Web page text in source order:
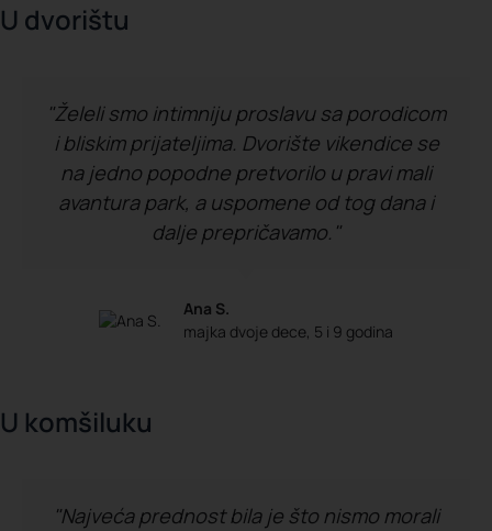
U komšiluku
"Najveća prednost bila je što nismo morali
U dvorištu
"Želeli smo intimniju proslavu sa porodicom
i bliskim prijateljima. Dvorište vikendice se
na jedno popodne pretvorilo u pravi mali
avantura park, a uspomene od tog dana i
dalje prepričavamo."
Ana S.
majka dvoje dece, 5 i 9 godina